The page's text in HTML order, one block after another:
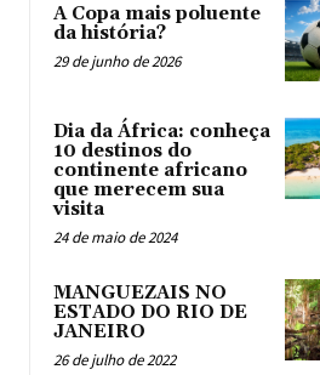
A Copa mais poluente
da história?
29 de junho de 2026
Dia da África: conheça
10 destinos do
continente africano
que merecem sua
visita
24 de maio de 2024
MANGUEZAIS NO
ESTADO DO RIO DE
JANEIRO
26 de julho de 2022